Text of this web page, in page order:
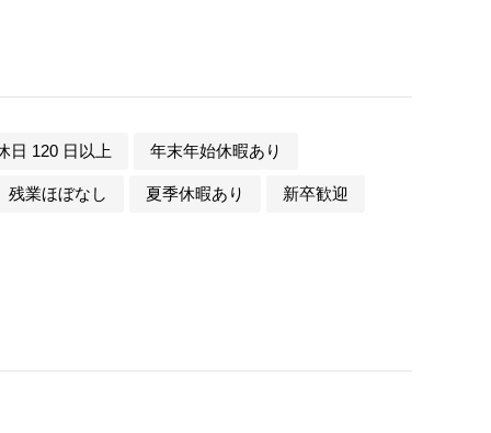
日 120 日以上 年末年始休暇あり
残業ほぼなし 夏季休暇あり 新卒歓迎